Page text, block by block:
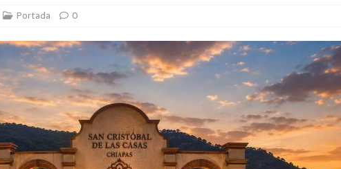
Portada 0